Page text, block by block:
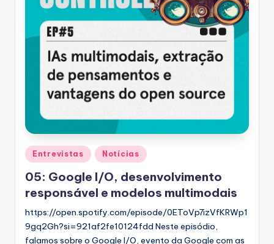
Posted
in
Entrevistas Notícias
05: Google I/O, desenvolvimento
responsável e modelos multimodais
https://open.spotify.com/episode/0EToVp7izVfKRWp1
9gq2Gh?si=921af2fe10124fdd Neste episódio,
falamos sobre o Google I/O, evento da Google com as